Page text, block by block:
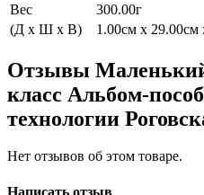
Вес
300.00г
(Д x Ш x В)
1.00см x 29.00см
Отзывы
класс Альбом-
технологии
Нет отзывов об этом товаре.
Написать отзыв